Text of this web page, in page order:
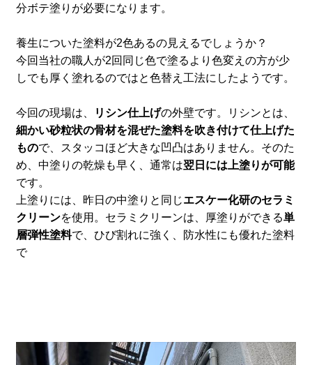
分ボテ塗りが必要になります。
養生についた塗料が2色あるの見えるでしょうか？
今回当社の職人が2回同じ色で塗るより色変えの方が少
しでも厚く塗れるのではと色替え工法にしたようです。
今回の現場は、 リシン仕上げの外壁です。リシンとは、
細かい砂粒状の骨材を混ぜた塗料を吹き付けて仕上げた
もので、スタッコほど大きな凹凸はありません。そのた
め、中塗りの乾燥も早く、通常は翌日には上塗りが可能
です。
上塗りには、昨日の中塗りと同じエスケー化研のセラミ
クリーンを使用。セラミクリーンは、厚塗りができる単
層弾性塗料で、ひび割れに強く、防水性にも優れた塗料
で